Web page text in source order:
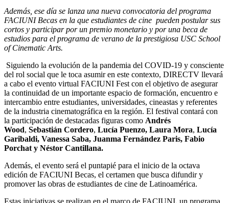
Además, ese día se lanza una nueva convocatoria del programa
FACIUNI Becas en la que estudiantes de cine pueden postular sus
cortos y participar por un premio monetario y por una beca de
estudios para el programa de verano de la prestigiosa USC School
of Cinematic Arts.
Siguiendo la evolución de la pandemia del COVID-19 y consciente
del rol social que le toca asumir en este contexto, DIRECTV llevará
a cabo el evento virtual FACIUNI Fest con el objetivo de asegurar
la continuidad de un importante espacio de formación, encuentro e
intercambio entre estudiantes, universidades, cineastas y referentes
de la industria cinematográfica en la región. El festival contará con
la participación de destacadas figuras como Andrés
Wood, Sebastián Cordero, Lucía Puenzo, Laura Mora, Lucía
Garibaldi, Vanessa Saba, Juanma Fernández Paris, Fabio
Porchat y Néstor Cantillana.
Además, el evento será el puntapié para el inicio de la octava
edición de FACIUNI Becas, el certamen que busca difundir y
promover las obras de estudiantes de cine de Latinoamérica.
Estas iniciativas se realizan en el marco de FACIUNI, un programa